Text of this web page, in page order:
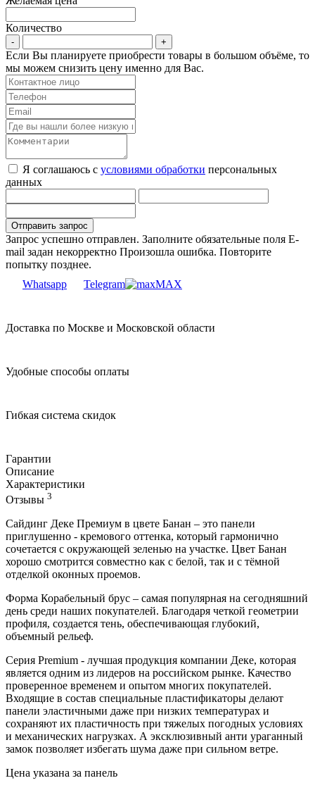
Количество
Если Вы планируете приобрести товары в большом объёме, то
мы можем снизить цену именно для Вас.
Я соглашаюсь с условиями обработки персональных
данных
Запрос успешно отправлен. Заполните обязательные поля E-
mail задан некорректно Произошла ошибка. Повторите
попытку позднее.
Whatsapp
Telegram MAX
Доставка по Москве и Московской области
Удобные способы оплаты
Гибкая система скидок
Гарантии
Описание
Характеристики
Отзывы 3
Сайдинг Деке Премиум в цвете Банан – это панели
приглушенно - кремового оттенка, который гармонично
сочетается с окружающей зеленью на участке. Цвет Банан
хорошо смотрится совместно как с белой, так и с тёмной
отделкой оконных проемов.
Форма Корабельный брус – самая популярная на сегодняшний
день среди наших покупателей. Благодаря четкой геометрии
профиля, создается тень, обеспечивающая глубокий,
объемный рельеф.
Серия Premium - лучшая продукция компании Деке, которая
является одним из лидеров на российском рынке. Качество
проверенное временем и опытом многих покупателей.
Входящие в состав специальные пластификаторы делают
панели эластичными даже при низких температурах и
сохраняют их пластичность при тяжелых погодных условиях
и механических нагрузках. А эксклюзивный анти ураганный
замок позволяет избегать шума даже при сильном ветре.
Цена указана за панель